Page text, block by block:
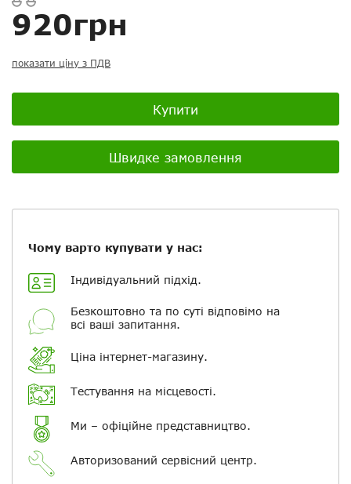
920грн
показати ціну з ПДВ
Купити
Швидке замовлення
Чому варто купувати у нас:
Індивідуальний підхід.
Безкоштовно та по суті відповімо на
всі ваші запитання.
Ціна інтернет-магазину.
Тестування на місцевості.
Ми – офіційне представництво.
Авторизований сервісний центр.
Ваш відгук:
Посилання на відео з Youtube:
Ваше ім'я
Електронна пошта
електронній пошті
Скасувати Залишити відгук